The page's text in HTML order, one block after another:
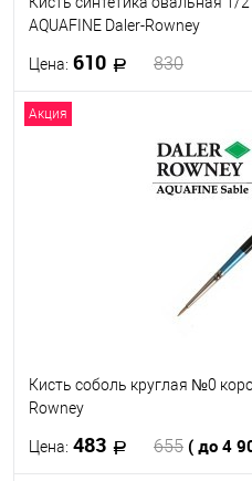
AQUAFINE Daler-Rowney
Цена: 610 830
Акция
Кисть соболь круглая №0
Rowney
Цена: 483 655 ( до 4